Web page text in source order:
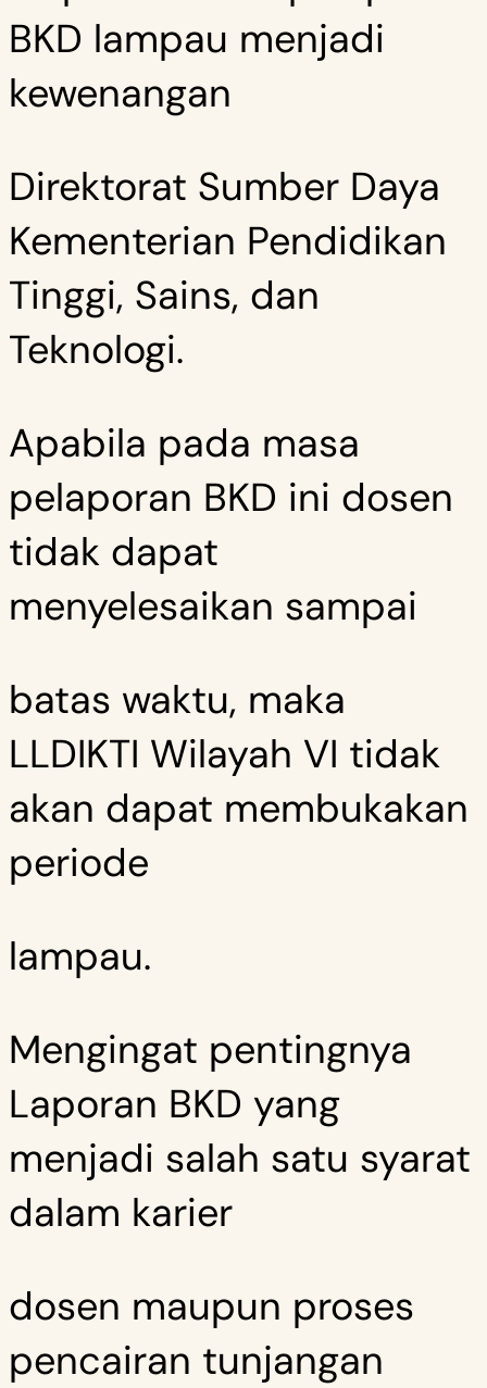
BKD lampau menjadi
kewenangan
Direktorat Sumber Daya
Kementerian Pendidikan
Tinggi, Sains, dan
Teknologi.
Apabila pada masa
pelaporan BKD ini dosen
tidak dapat
menyelesaikan sampai
batas waktu, maka
LLDIKTI Wilayah VI tidak
akan dapat membukakan
periode
lampau.
Mengingat pentingnya
Laporan BKD yang
menjadi salah satu syarat
dalam karier
dosen maupun proses
pencairan tunjangan